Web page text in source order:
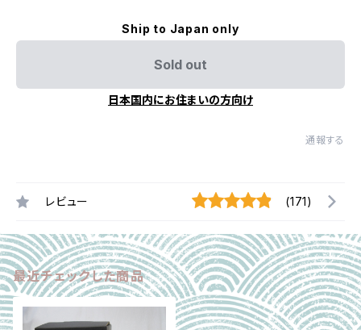
Ship to Japan only
Sold out
日本国内にお住まいの方向け
通報する
レビュー (171)
最近チェックした商品